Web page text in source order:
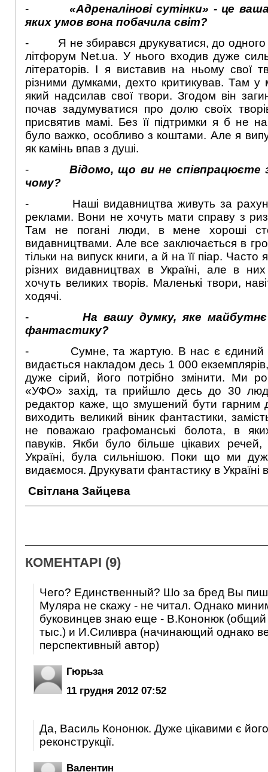
- «Адреналінові сутінки» - це
яких умов вона побачила світ?
- Я не збирався друкуватися, до одного
літфорум Net.ua. У нього входив дуже
літераторів. І я виставив на ньому свої
різними думками, дехто критикував. Там у
який надсилав свої твори. Згодом він
почав задумуватися про долю своїх
присвятив мамі. Без її підтримки я б не
було важко, особливо з коштами. Але я
як камінь впав з душі.
- Відомо, що ви не співпрацюєте
чому?
- Наші видавництва живуть за рахунок
реклами. Вони не хочуть мати справу з
Там не погані люди, в мене хороші
видавництвами. Але все заключається в
тільки на випуск книги, а й на її піар.
різних видавництвах в Україні, але в них
хочуть великих творів. Маленькі твори,
ходячі.
- На вашу думку, яке майбутнє
фантастику?
- Сумне, та жартую. В нас є єдиний
видається накладом десь 1 000 екземплярів,
дуже сірий, його потрібно змінити. Ми
«УФО» захід, та прийшло десь до 30
редактор каже, що змушений бути гарним
виходить великий віник фантастики,
не поважаю графоманські болота, в
павуків. Якби було більше цікавих
Україні, була сильнішою. Поки що ми
видаємося. Друкувати фантастику в Україні
Світлана Зайцева
КОМЕНТАРІ (9)
Чего? Единственный? Шо за бред Вы
Муляра не скажу - не читал. Однако
буковинцев знаю еще - В.Кононюк
тыс.) и И.Силивра (начинающий однако
перспективный автор)
Гюрьза
11 грудня 2012 07:52
Да, Василь Кононюк. Дуже цікавими є його
реконструкції.
Валентин